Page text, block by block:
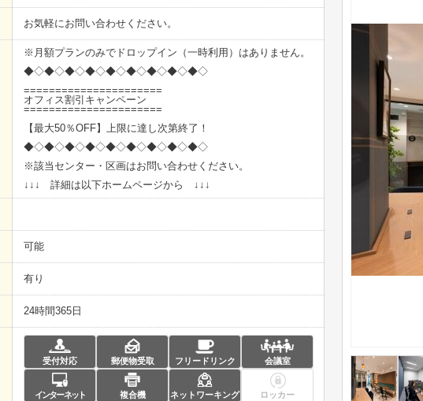
お気軽にお問い合わせください。
※月額プランのみでドロップイン（一時利用）はありません。
◆◇◆◇◆◇◆◇◆◇◆◇◆◇◆◇◆◇
======================
オフィス割引キャンペーン
======================
【最大50％OFF】上限に達し次第終了！
◆◇◆◇◆◇◆◇◆◇◆◇◆◇◆◇◆◇
※該当センター・区画はお問い合わせください。
↓↓↓ 詳細は以下ホームページから ↓↓↓
可能
有り
24時間365日
受付対応 郵便物受取 フリードリンク 会議室
インターネット 複合機 ネットワーキング ロッカー